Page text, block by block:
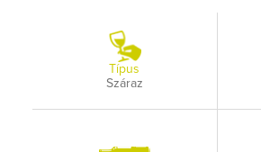
Típus
Száraz